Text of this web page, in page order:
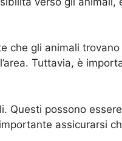
che gli animali
Tuttavia, è
Questi possono
assicurarsi